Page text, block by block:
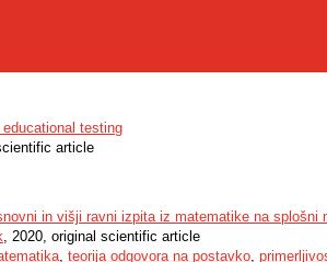
testing
article
in višji ravni izpita iz matematike na splošni
, 2020, original scientific article
, teorija odgovora na postavko,